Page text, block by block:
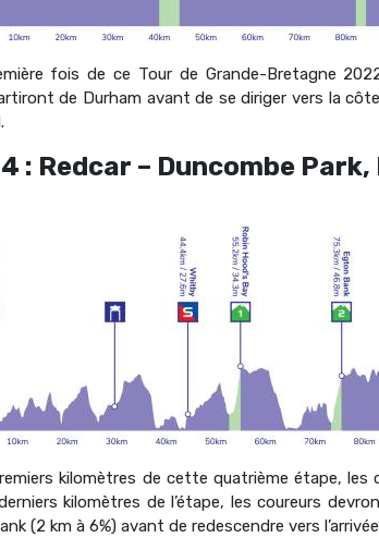
fois de ce Tour de Grande-Bretagne
de Durham avant de se diriger vers la
: Redcar – Duncombe
kilomètres de cette quatrième étape,
kilomètres de l’étape, les coureurs
(2 km à 6%) avant de redescendre vers